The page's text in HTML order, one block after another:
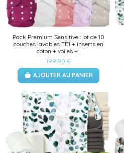
Pack Premium Sensitive : lot de 10
couches lavables TE1 + inserts en
coton + voiles +...
199,90 €
AJOUTER AU PANIER